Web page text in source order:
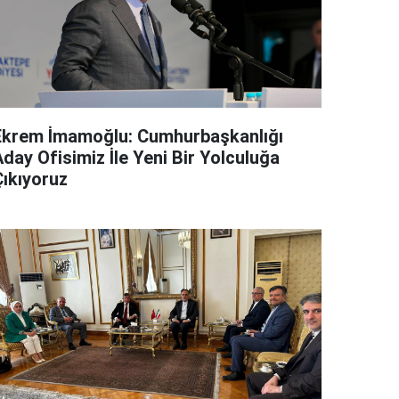
İmamoğlu: Cumhurbaşkanlığı
Ofisimiz İle Yeni Bir Yolculuğa